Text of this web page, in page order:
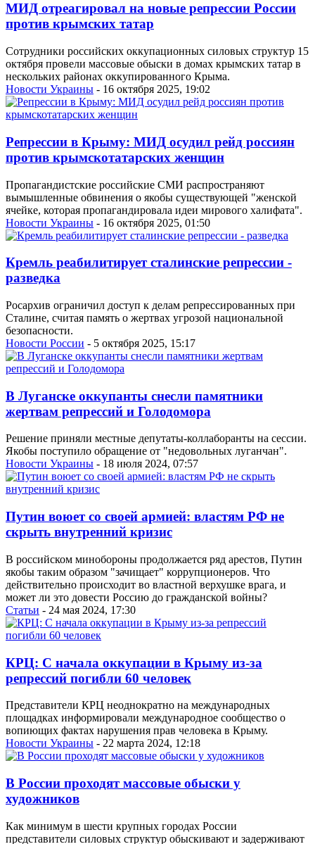
МИД отреагировал на новые репрессии России
против крымских татар
Сотрудники российских оккупационных силовых структур 15
октября провели массовые обыски в домах крымских татар в
нескольких районах оккупированного Крыма.
Новости Украины - 16 октября 2025, 19:02
Репрессии в Крыму: МИД осудил рейд россиян
против крымскотатарских женщин
Пропагандистские российские СМИ распространяют
вымышленные обвинения о якобы существующей "женской
ячейке, которая пропагандировала идеи мирового халифата".
Новости Украины - 16 октября 2025, 01:50
Кремль реабилитирует сталинские репрессии -
разведка
Росархив ограничил доступ к делам репрессированных при
Сталине, считая память о жертвах угрозой национальной
безопасности.
Новости России - 5 октября 2025, 15:17
В Луганске оккупанты снесли памятники
жертвам репрессий и Голодомора
Решение приняли местные депутаты-коллаборанты на сессии.
Якобы поступило обращение от "недовольных луганчан".
Новости Украины - 18 июля 2024, 07:57
Путин воюет со своей армией: властям РФ не
скрыть внутренний кризис
В российском минобороны продолжается ряд арестов, Путин
якобы таким образом "зачищает" коррупционеров. Что
действительно происходит во властной верхушке врага, и
может ли это довести Россию до гражданской войны?
Статьи - 24 мая 2024, 17:30
КРЦ: С начала оккупации в Крыму из-за
репрессий погибли 60 человек
Представители КРЦ неоднократно на международных
площадках информировали международное сообщество о
вопиющих фактах нарушения прав человека в Крыму.
Новости Украины - 22 марта 2024, 12:18
В России проходят массовые обыски у
художников
Как минимум в шести крупных городах России
представители силовых структур обыскивают и задерживают